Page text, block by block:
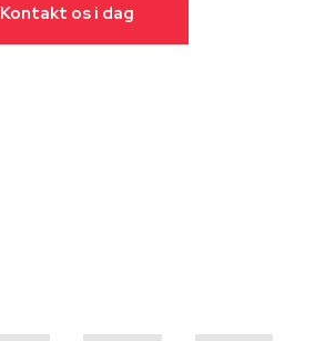
Kontakt os i dag